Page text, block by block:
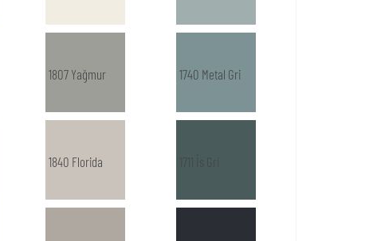
1807 Yağmur 1740 Metal Gri
1840 Florida